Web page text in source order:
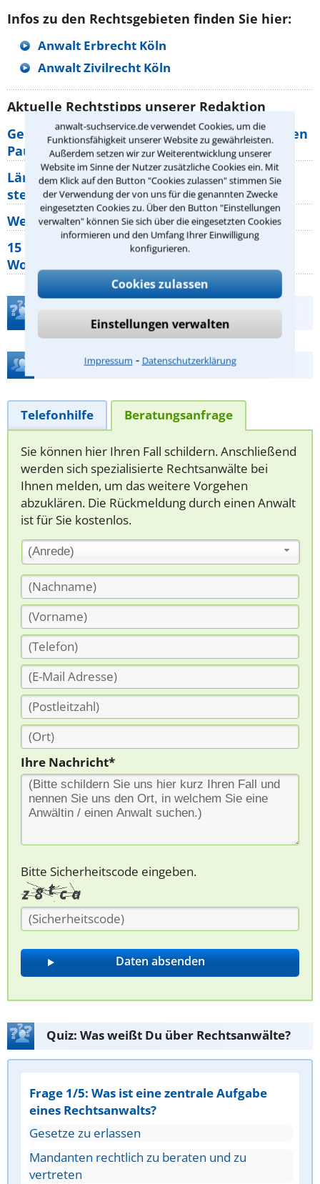
anwalt-suchservice.de verwendet Cookies, um die
Funktionsfähigkeit unserer Website zu gewährleisten.
Außerdem setzen wir zur Weiterentwicklung unserer
Website im Sinne der Nutzer zusätzliche Cookies ein. Mit
dem Klick auf den Button "Cookies zulassen" stimmen Sie
der Verwendung der von uns für die genannten Zwecke
eingesetzten Cookies zu. Über den Button "Einstellungen
verwalten" können Sie sich über die eingesetzten Cookies
informieren und den Umfang Ihrer Einwilligung
konfigurieren.
Cookies zulassen
Einstellungen verwalten
Impressum ⁃ Datenschutzerklärung
Infos zu den Rechtsgebieten finden Sie hier:
Anwalt Erbrecht Köln
Anwalt Zivilrecht Köln
Aktuelle Rechtstipps unserer Redaktion
Geänderte Abflugzeiten: Welche Rechte haben
Pauschalurlauber?
Lärm von den Nachbarn: Welche Rechte
stehen mir zu?
Wer muss Zweitwohnungssteuer zahlen?
15 elementare Rechte, die jeder
Wohnungseigentümer kennen sollte
Teste Dein Rechtswissen
Hilfe bei Ihrer Anwaltsuche?
Telefonhilfe Beratungsanfrage
Sie können hier Ihren Fall schildern. Anschließend
werden sich spezialisierte Rechtsanwälte bei
Ihnen melden, um das weitere Vorgehen
abzuklären. Die Rückmeldung durch einen Anwalt
ist für Sie kostenlos.
(Anrede)
Ihre Nachricht*
Bitte Sicherheitscode eingeben.
Quiz: Was weißt Du über Rechtsanwälte?
Frage 1/5: Was ist eine zentrale Aufgabe
eines Rechtsanwalts?
Gesetze zu erlassen
Mandanten rechtlich zu beraten und zu
vertreten